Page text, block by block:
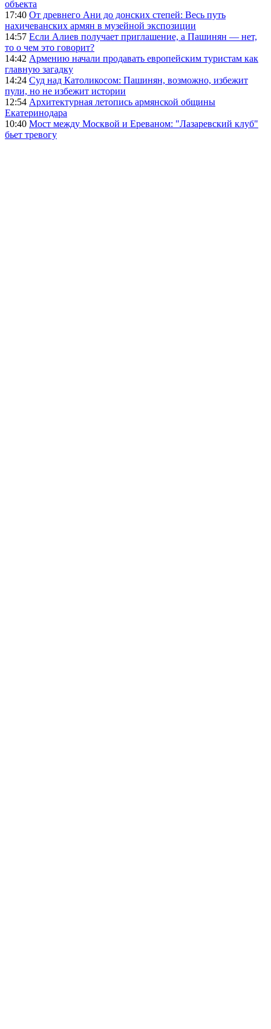
объекта
17:40 От древнего Ани до донских степей: Весь путь
нахичеванских армян в музейной экспозиции
14:57 Если Алиев получает приглашение, а Пашинян — нет,
то о чем это говорит?
14:42 Армению начали продавать европейским туристам как
главную загадку
14:24 Суд над Католикосом: Пашинян, возможно, избежит
пули, но не избежит истории
12:54 Архитектурная летопись армянской общины
Екатеринодара
10:40 Мост между Москвой и Ереваном: "Лазаревский клуб"
бьет тревогу